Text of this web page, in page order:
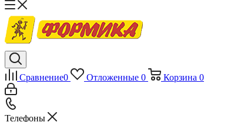
Сравнение0 Отложенные 0 Корзина 0
Телефоны